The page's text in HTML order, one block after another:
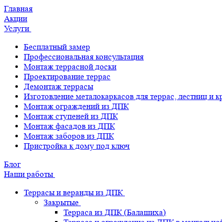
Главная
Акции
Услуги
Бесплатный замер
Профессиональная консультация
Монтаж террасной доски
Проектирование террас
Демонтаж террасы
Изготовление металокаркасов для террас, лестниц и
Монтаж ограждений из ДПК
Монтаж ступеней из ДПК
Монтаж фасадов из ДПК
Монтаж заборов из ДПК
Пристройка к дому под ключ
Блог
Наши работы
Террасы и веранды из ДПК
Закрытые
Терраса из ДПК (Балашиха)